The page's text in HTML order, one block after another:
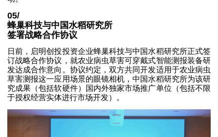
05/
蜂巢科技与中国水稻研究所
签署战略合作协议
日前，启明创投投资企业蜂巢科技与中国水稻研究所正式签
订战略合作协议，就农业病虫草害可穿戴式智能测报装备研
发达成合作意向。协议约定，双方共同开发适用于农业病虫
草害测报这一应用场景的眼镜相机，中国水稻研究所为该研
究成果（包括软硬件）国内外独家市场推广单位（包括不限
于授权经营实体进行市场开发）。